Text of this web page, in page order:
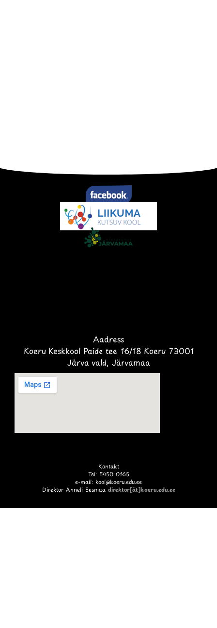
Aadress
Koeru Keskkool Paide tee 16/18 Koeru 73001
Järva vald, Järvamaa
Kontakt
Tel: 5450 0165
e-mail: kool@koeru.edu.ee
Direktor Anneli Eesmaa direktor[ät]koeru.edu.ee